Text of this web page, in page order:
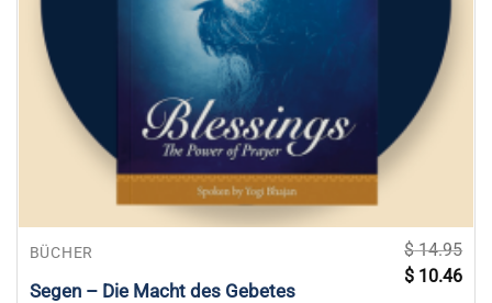
BÜCHER
Segen – Die Macht des Gebetes
$14.95
Preis
$ 10.46